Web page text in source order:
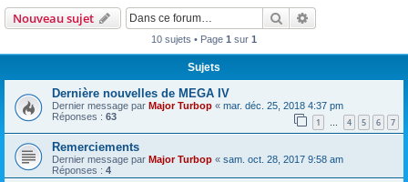
Nouveau sujet Rechercher
10 sujets • Page 1 sur 1
Sujets
Dernière nouvelles de MEGA IV
Dernier message par Major Turbop « mar. déc. 25, 2018 4:37 pm
Réponses : 63 1 … 4 5 6 7
Remerciements
Dernier message par Major Turbop « sam. oct. 28, 2017 9:58 am
Réponses : 4